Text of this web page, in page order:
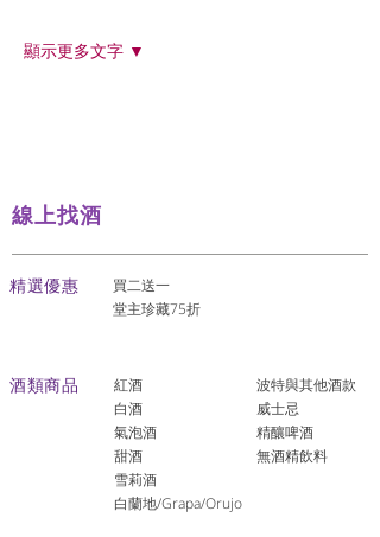
顯示更多文字 ▼
線上找酒
​精選優惠
買二送一
堂主珍藏75折
酒類商品
紅酒
白酒
氣泡酒
​甜酒
雪莉酒
白蘭地/Grapa/Orujo
波特與其他酒款
威士忌
精釀啤酒
​無酒精飲料